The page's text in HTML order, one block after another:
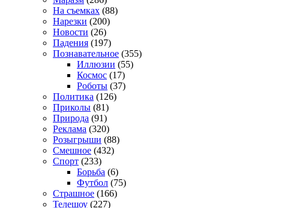
На съемках (88)
Нарезки (200)
Новости (26)
Падения (197)
Познавательное (355)
Иллюзии (55)
Космос (17)
Роботы (37)
Политика (126)
Приколы (81)
Природа (91)
Реклама (320)
Розыгрыши (88)
Смешное (432)
Спорт (233)
Борьба (6)
Футбол (75)
Страшное (166)
Телешоу (227)